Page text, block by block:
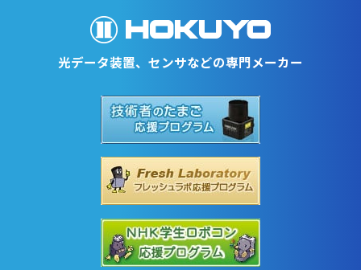
光データ装置、センサなどの専門メーカー